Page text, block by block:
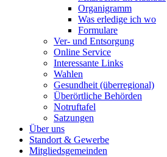
Organigramm
Was erledige ich wo
Formulare
Ver- und Entsorgung
Online Service
Interessante Links
Wahlen
Gesundheit (überregional)
Überörtliche Behörden
Notruftafel
Satzungen
Über uns
Standort & Gewerbe
Mitgliedsgemeinden